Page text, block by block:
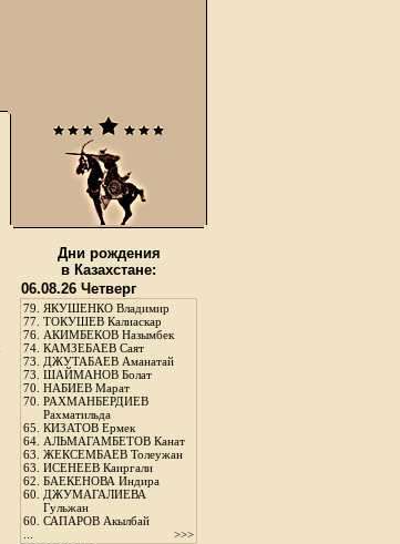
Дни рождения
в Казахстане:
06.08.26 Четверг
79. ЯКУШЕНКО Владимир
77. ТОКУШЕВ Калиаскар
76. АКИМБЕКОВ Назымбек
74. КАМЗЕБАЕВ Саят
73. ДЖУТАБАЕВ Аманатай
73. ШАЙМАНОВ Болат
70. НАБИЕВ Марат
70. РАХМАНБЕРДИЕВ
Рахматильда
65. КИЗАТОВ Ермек
64. АЛЬМАГАМБЕТОВ Канат
63. ЖЕКСЕМБАЕВ Толеужан
63. ИСЕНЕЕВ Каиргали
62. БАЕКЕНОВА Индира
60. ДЖУМАГАЛИЕВА
Гульжан
60. САПАРОВ Акылбай
>>>